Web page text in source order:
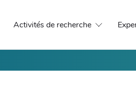
Activités de recherche